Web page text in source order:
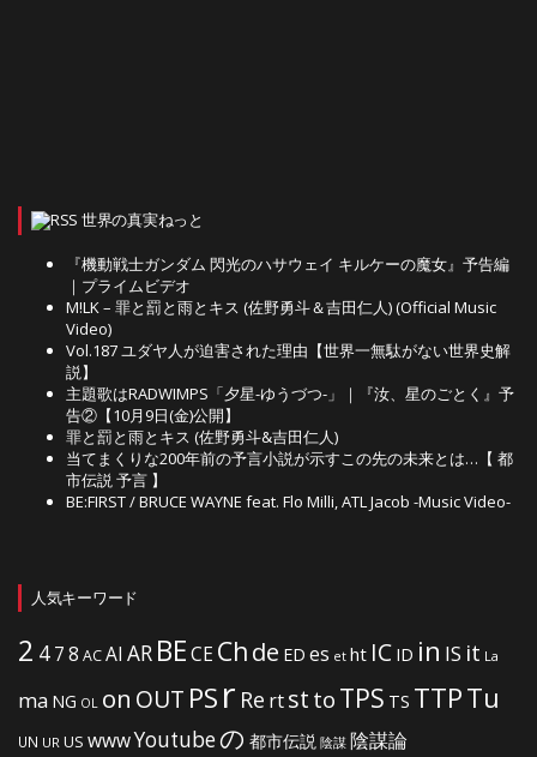
世界の真実ねっと
『機動戦士ガンダム 閃光のハサウェイ キルケーの魔女』予告編
｜プライムビデオ
M!LK – 罪と罰と雨とキス (佐野勇斗＆吉田仁人) (Official Music
Video)
Vol.187 ユダヤ人が迫害された理由【世界一無駄がない世界史解
説】
主題歌はRADWIMPS「夕星-ゆうづつ-」｜『汝、星のごとく』予
告②【10月9日(金)公開】
罪と罰と雨とキス (佐野勇斗&吉田仁人)
当てまくりな200年前の予言小説が示すこの先の未来とは…【 都
市伝説 予言 】
BE:FIRST / BRUCE WAYNE feat. Flo Milli, ATL Jacob -Music Video-
人気キーワード
2 478 ACAI AR BECE Chde ED es et ht IC ID in IS it La
ma NG OL on OUT PSr Re rtsttoTPS TS TTPTu
UN UR US wwwYoutubeの 都市伝説 陰謀 陰謀論